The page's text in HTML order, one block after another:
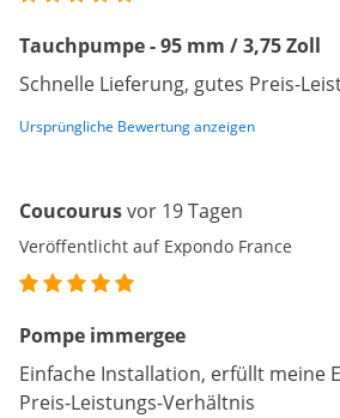
Tauchpumpe - 95 mm / 3,75 Zoll
Schnelle Lieferung, gutes Preis-
Ursprüngliche Bewertung anzeigen
Coucourusvor 19 Tagen
Veröffentlicht auf Expondo France
Pompe immergee
Einfache Installation, erfüllt meine
Preis-Leistungs-Verhältnis